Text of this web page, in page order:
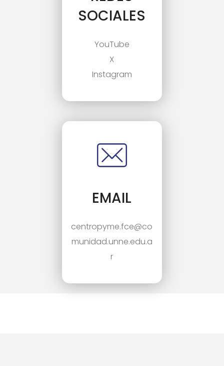
SOCIALES
YouTube
X
Instagram
EMAIL
centropyme.fce@co
munidad.unne.edu.a
r